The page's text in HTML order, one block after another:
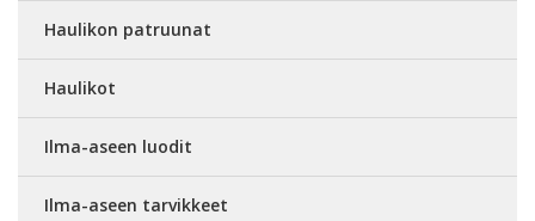
Haulikon patruunat
Haulikot
Ilma-aseen luodit
Ilma-aseen tarvikkeet